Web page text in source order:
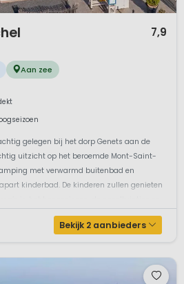
7,9
Aan zee
gelegen bij het dorp Genets aan de
uitzicht op het beroemde Mont-Saint-
met verwarmd buitenbad en
kinderbad. De kinderen zullen genieten
Bekijk 2 aanbieders